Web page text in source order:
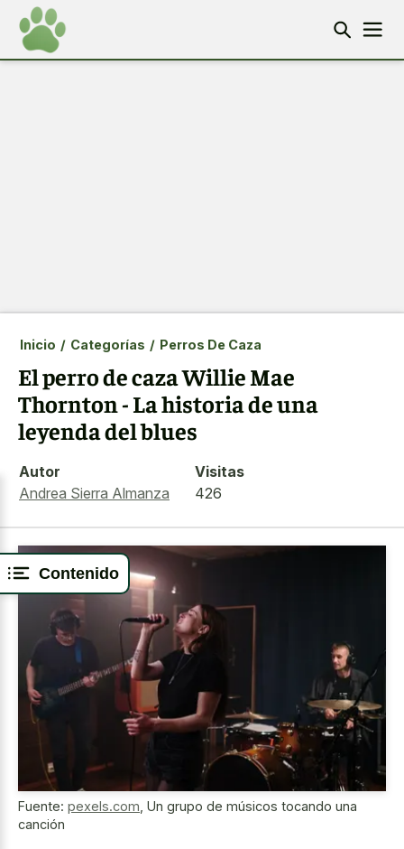
Contenido
Inicio / Categorías / Perros De Caza
El perro de caza Willie Mae
Thornton - La historia de una
leyenda del blues
Autor
Andrea Sierra Almanza
Visitas
426
Fuente: pexels.com Un grupo de músicos tocando una
canción